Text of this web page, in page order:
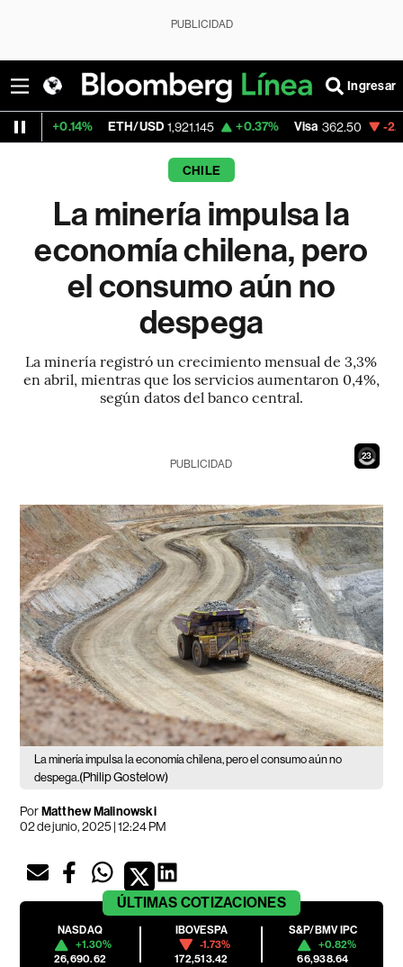
PUBLICIDAD
Ingresar
ETH/USD 1,921.145 +0.37% Visa 362.50 -2.15%
CHILE
La minería impulsa la
economía chilena, pero
el consumo aún no
despega
La minería registró un crecimiento mensual de 3,3%
en abril, mientras que los servicios aumentaron 0,4%,
según datos del banco central.
21
PUBLICIDAD
La minería impulsa la economía chilena, pero el consumo aún no
despega.(Philip Gostelow)
PorMatthew Malinowski
02 de junio, 2025 | 12:24 PM
ÚLTIMAS COTIZACIONES
NASDAQ
+1.30%
26,690.62
IBOVESPA
-1.73%
172,513.42
S&P/BMV IPC
+0.82%
66,938.64